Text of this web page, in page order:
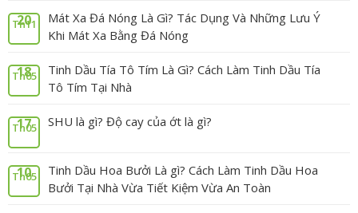
20
Th11
Mát Xa Đá Nóng Là Gì? Tác Dụng Và Những Lưu Ý
Khi Mát Xa Bằng Đá Nóng
18
Th05
Tinh Dầu Tía Tô Tím Là Gì? Cách Làm Tinh Dầu Tía
Tô Tím Tại Nhà
17
Th05 SHU là gì? Độ cay của ớt là gì?
10
Th05
Tinh Dầu Hoa Bưởi Là gì? Cách Làm Tinh Dầu Hoa
Bưởi Tại Nhà Vừa Tiết Kiệm Vừa An Toàn